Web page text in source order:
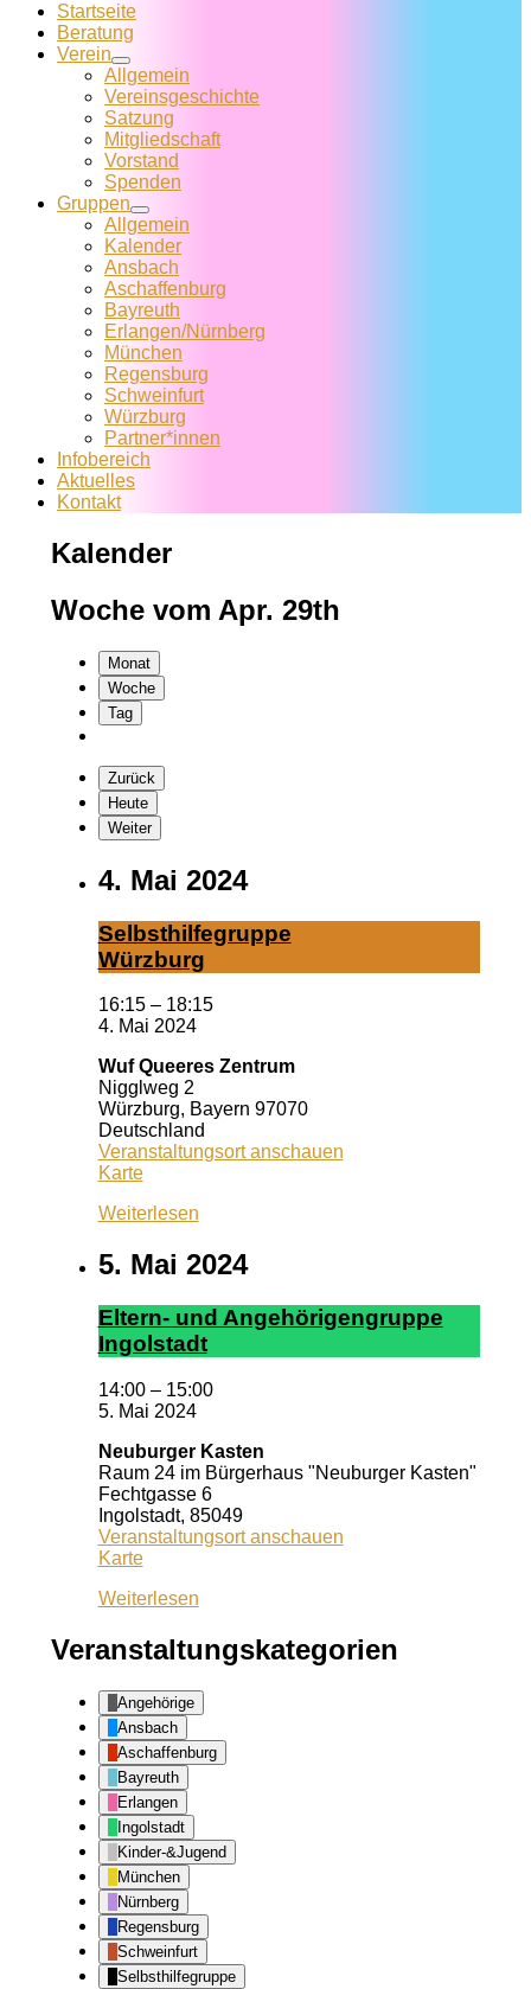
Startseite
Beratung
Verein
Allgemein
Vereins­geschichte
Satzung
Mitglied­schaft
Vorstand
Spenden
Gruppen
Allgemein
Kalender
Ansbach
Aschaffenburg
Bayreuth
Erlangen/Nürnberg
München
Regensburg
Schweinfurt
Würzburg
Partner*innen
Infobereich
Aktuelles
Kontakt
Kalender
Woche vom Apr. 29th
Monat
Woche
Tag
Zurück
Heute
Weiter
4. Mai 2024
Selbst­hil­fe­grup­pe
Würz­burg
16:15 – 18:15
4. Mai 2024
Wuf Queeres Zentrum
Nigglweg 2
Würzburg, Bayern 97070
Deutschland
Veranstaltungsort anschauen
KarteWuf
Zentrum
Weiterlesen
5. Mai 2024
El­tern- und An­ge­hör­ig­en­grup­pe
In­gol­stadt
14:00 – 15:00
5. Mai 2024
Neuburger Kasten
Raum 24 im Bürgerhaus "Neuburger Kasten"
Fechtgasse 6
Ingolstadt, 85049
Veranstaltungsort anschauen
KarteNeuburger
Weiterlesen
Veranstaltungskategorien
Angehörige
Ansbach
Aschaffenburg
Bayreuth
Erlangen
Ingolstadt
Kinder-&Jugend
München
Nürnberg
Regensburg
Schweinfurt
Selbsthilfegruppe